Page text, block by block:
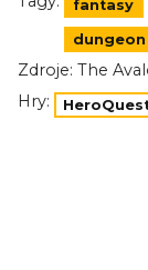
fantasy
Zdroje: The
Hry: